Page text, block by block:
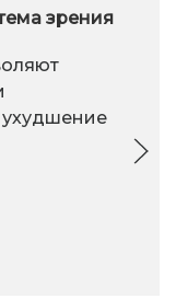
зрения
ухудшение